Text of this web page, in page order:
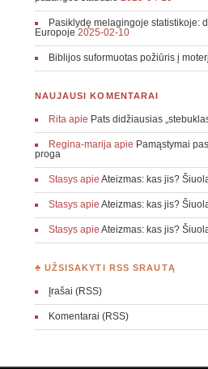
Pasiklydę melagingoje statistikoje:
Europoje 2025-02-10
Biblijos suformuotas požiūris į moterį
NAUJAUSI KOMENTARAI
Ritaapie Pats didžiausias
Regina-marijaapie Pamąstymai
proga
Stasysapie Ateizmas: kas jis?
Stasysapie Ateizmas: kas jis?
Stasysapie Ateizmas: kas jis?
♣ UŽSISAKYTI RSS SRAUTĄ
Įrašai (RSS)
Komentarai (RSS)